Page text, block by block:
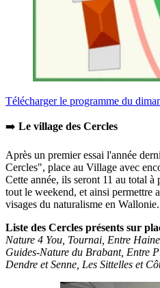
Télécharger le programme du
➡️ Le village des Cercles
Après un premier essai l'année
Cercles", place au Village avec
Cette année, ils seront 11 au total à
tout le weekend, et ainsi permettre
visages du naturalisme en Wallonie.
Liste des Cercles présents sur
Nature 4 You, Tournai, Entre
Guides-Nature du Brabant, Entre
Dendre et Senne, Les Sittelles et